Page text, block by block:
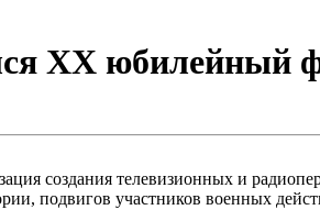
XX юбилейный
создания телевизионных и
подвигов участников военных